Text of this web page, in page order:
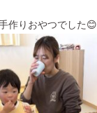
作りおやつでした😊